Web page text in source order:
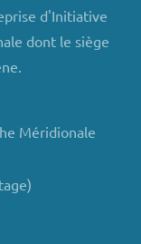
d'Initiative
dont le siège
Méridionale